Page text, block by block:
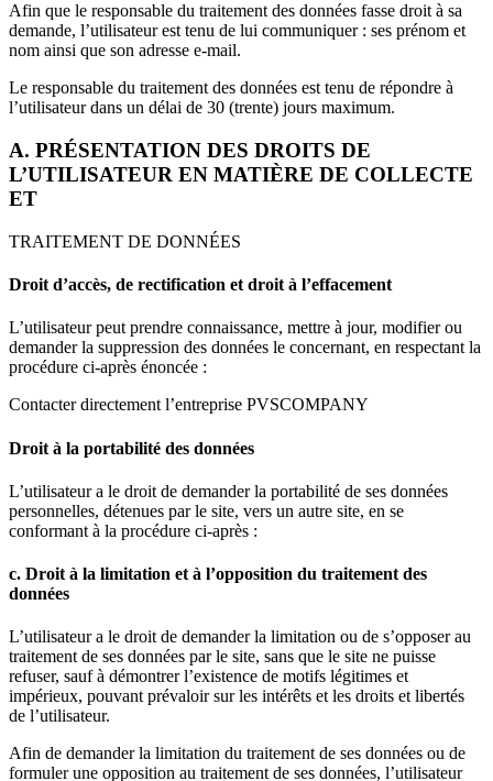
Afin que le responsable du traitement des données fasse droit à sa
demande, l’utilisateur est tenu de lui communiquer : ses prénom et
nom ainsi que son adresse e-mail.
Le responsable du traitement des données est tenu de répondre à
l’utilisateur dans un délai de 30 (trente) jours maximum.
A. PRÉSENTATION DES DROITS DE
L’UTILISATEUR EN MATIÈRE DE COLLECTE
ET
TRAITEMENT DE DONNÉES
Droit d’accès, de rectification et droit à l’effacement
L’utilisateur peut prendre connaissance, mettre à jour, modifier ou
demander la suppression des données le concernant, en respectant la
procédure ci-après énoncée :
Contacter directement l’entreprise PVSCOMPANY
Droit à la portabilité des données
L’utilisateur a le droit de demander la portabilité de ses données
personnelles, détenues par le site, vers un autre site, en se
conformant à la procédure ci-après :
c. Droit à la limitation et à l’opposition du traitement des
données
L’utilisateur a le droit de demander la limitation ou de s’opposer au
traitement de ses données par le site, sans que le site ne puisse
refuser, sauf à démontrer l’existence de motifs légitimes et
impérieux, pouvant prévaloir sur les intérêts et les droits et libertés
de l’utilisateur.
Afin de demander la limitation du traitement de ses données ou de
formuler une opposition au traitement de ses données, l’utilisateur